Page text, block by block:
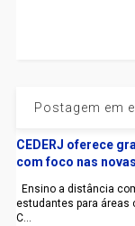
Postagem em
CEDERJ oferece
com foco nas
Ensino a distância
estudantes para áreas
C...